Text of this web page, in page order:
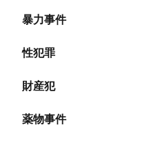
暴力事件
性犯罪
財産犯
薬物事件